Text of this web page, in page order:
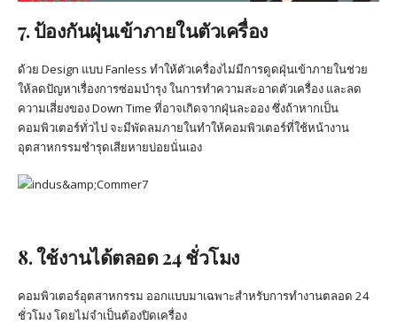
7. ป้องกันฝุ่นเข้าภายในตัวเครื่อง
ด้วย Design แบบ Fanless ทำให้ตัวเครื่องไม่มีการดูดฝุ่นเข้าภายในช่วย
ให้ลดปัญหาเรื่องการซ่อมบำรุง ในการทำความสะอาดตัวเครื่อง และลด
ความเสี่ยงของ Down Time ที่อาจเกิดจากฝุ่นละออง ซึ่งถ้าหากเป็น
คอมพิวเตอร์ทั่วไป จะมีพัดลมภายในทำให้คอมพิวเตอร์ที่ใช้หน้างาน
อุตสาหกรรมชำรุดเสียหายบ่อยนั่นเอง
8. ใช้งานได้ตลอด 24 ชั่วโมง
คอมพิวเตอร์อุตสาหกรรม ออกแบบมาเฉพาะสำหรับการทำงานตลอด 24
ชั่วโมง โดยไม่จำเป็นต้องปิดเครื่อง